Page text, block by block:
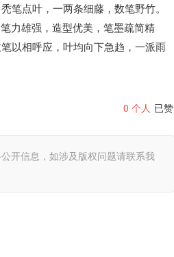
笔点叶，一两条细藤，数笔野竹。
力雄强，造型优美，笔墨疏简精
以相呼应，叶均向下急趋，一派雨
0 个人 已赞
开信息，如涉及版权问题请联系我